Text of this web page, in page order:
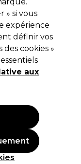
60 ml
» si vous
expérience
définir vos
cookies »
aux